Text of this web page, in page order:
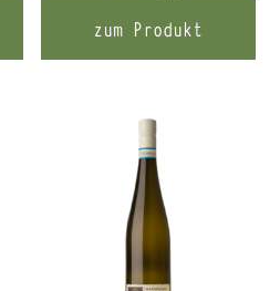
zum Produkt